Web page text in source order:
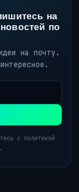
на
по
на почту.
с политикой